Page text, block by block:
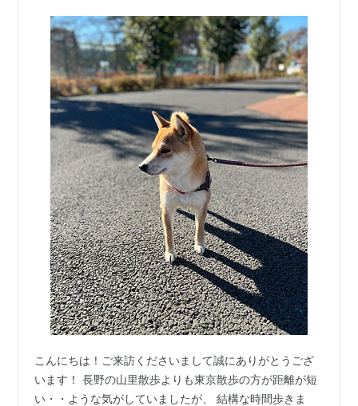
こんにちは！ご来訪くださいまして誠にありがとうござ
います！ 長野の山里散歩よりも東京散歩の方が距離が短
い・・ような気がしていましたが、 結構な時間歩きま